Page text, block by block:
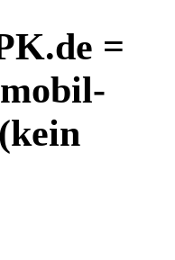
=